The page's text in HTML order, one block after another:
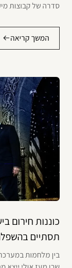
סדרה של קבוצות
המשך קריאה
כוננות חירום
תסתיים
בין מלחמות